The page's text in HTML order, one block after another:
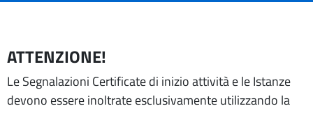
ATTENZIONE!
Le Segnalazioni Certificate di inizio attività e le Istanze
devono essere inoltrate esclusivamente utilizzando la